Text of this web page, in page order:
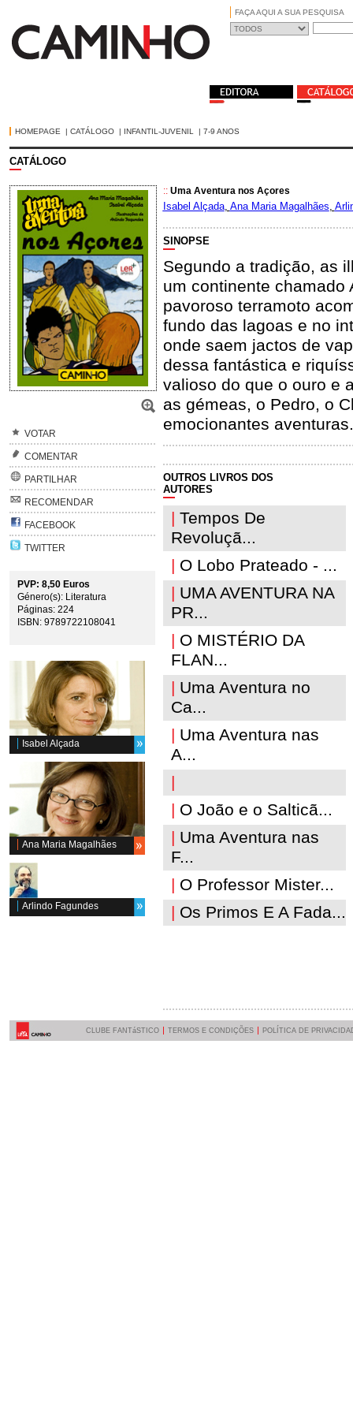
FAÇA AQUI A SUA PESQUISA
HOMEPAGE | CATÁLOGO| INFANTIL-JUVENIL | 7-9 ANOS
CATÁLOGO
VOTAR
COMENTAR
PARTILHAR
RECOMENDAR
FACEBOOK
TWITTER
PVP: 8,50 Euros
Género(s): Literatura
Páginas: 224
ISBN: 9789722108041
Isabel Alçada
Ana Maria Magalhães
Arlindo Fagundes
:: Uma Aventura nos Açores
Isabel Alçada, Ana Maria Magalhães,
SINOPSE
Segundo a tradição, as
um continente chamado
pavoroso terramoto
fundo das lagoas e no
onde saem jactos de
dessa fantástica e
valioso do que o ouro e
as gémeas, o Pedro, o
emocionantes aventuras.
OUTROS LIVROS DOS
AUTORES
| Tempos De
Revoluçã...
| O Lobo Prateado - ...
| UMA AVENTURA NA
PR...
| O MISTÉRIO DA
FLAN...
| Uma Aventura no
Ca...
| Uma Aventura nas
A...
|
| O João e o Salticã...
| Uma Aventura nas
F...
| O Professor Mister...
| Os Primos E A Fada...
CLUBE FANTáSTICO TERMOS E CONDIÇÕES POLÍTICA DE